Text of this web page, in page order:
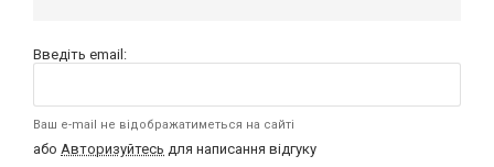
Введіть email:
Ваш e-mail не відображатиметься на сайті
або Авторизуйтесь для написання відгуку